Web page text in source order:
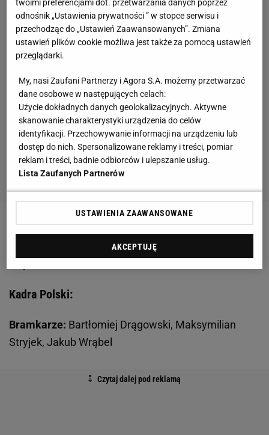
NaEuronie zagrają Piotr Zieliński oraz Arkadiusz
Milik. Na ich udział w tym turnieju nie zgodziło się
Kadra Polski:
Bramkarze: Bartłomiej Drągowski, Maksymilian
Stryjek, Jakub Wrąbel
twoimi preferencjami dot. przetwarzania danych poprzez
odnośnik „Ustawienia prywatności ” w stopce serwisu i
przechodząc do „Ustawień Zaawansowanych”. Zmiana
ustawień plików cookie możliwa jest także za pomocą ustawień
przeglądarki.
My, nasi Zaufani Partnerzy i Agora S.A. możemy przetwarzać
dane osobowe w następujących celach:
Użycie dokładnych danych geolokalizacyjnych. Aktywne
skanowanie charakterystyki urządzenia do celów
identyfikacji. Przechowywanie informacji na urządzeniu lub
dostęp do nich. Spersonalizowane reklamy i treści, pomiar
reklam i treści, badnie odbiorców i ulepszanie usług.
Lista Zaufanych Partnerów
USTAWIENIA ZAAWANSOWANE
AKCEPTUJĘ